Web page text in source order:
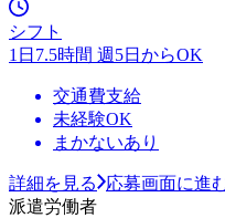
シフト
1日7.5時間 週5日からOK
交通費支給
未経験OK
まかないあり
詳細を見る
応募画面に進
派遣労働者